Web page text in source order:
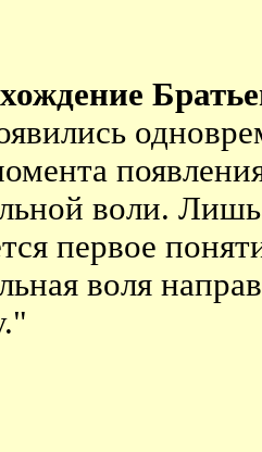
воли.
первое
воля